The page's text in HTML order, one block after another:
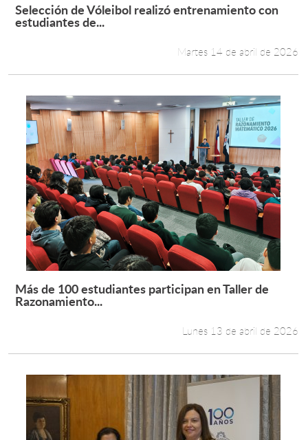
Leer más +
Selección de Vóleibol realizó entrenamiento con
estudiantes de...
Martes 14 de abril de 2026
Leer más +
Más de 100 estudiantes participan en Taller de
Razonamiento...
Lunes 13 de abril de 2026